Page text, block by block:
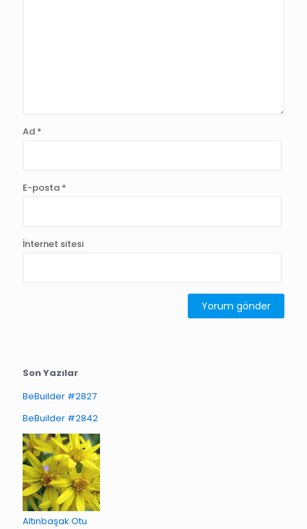
Ad *
E-posta *
İnternet sitesi
Son Yazılar
BeBuilder #2827
BeBuilder #2842
Altınbaşak Otu